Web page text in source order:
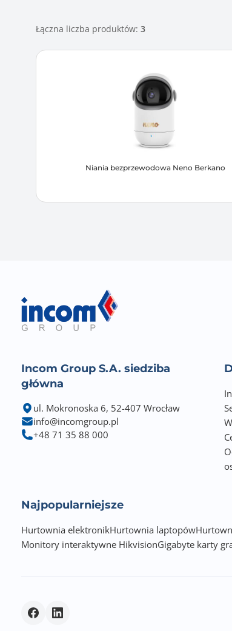
Łączna liczba produktów: 3
Niania bezprzewodowa Neno Berkano
Incom Group S.A. siedziba
główna
ul. Mokronoska 6, 52-407 Wrocław
info@incomgroup.pl
+48 71 35 88 000
Najpopularniejsze
Hurtownia elektronikHurtownia laptopów
Monitory interaktywne HikvisionGigabyte karty